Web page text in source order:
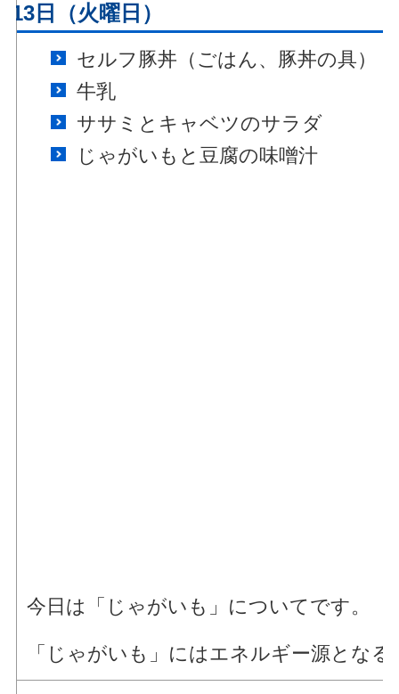
13日（火曜日）
セルフ豚丼（ごはん、豚丼の具）
牛乳
ササミとキャベツのサラダ
じゃがいもと豆腐の味噌汁
今日は「じゃがいも」についてです。
「じゃがいも」にはエネルギー源とな